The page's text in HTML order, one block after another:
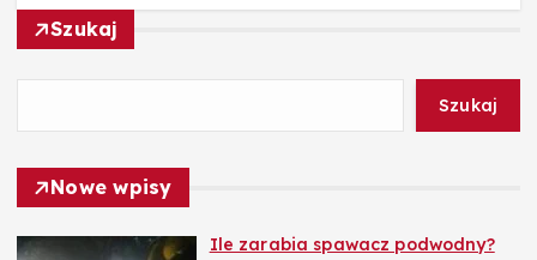
Szukaj
Szukaj
Nowe wpisy
Ile zarabia spawacz podwodny?